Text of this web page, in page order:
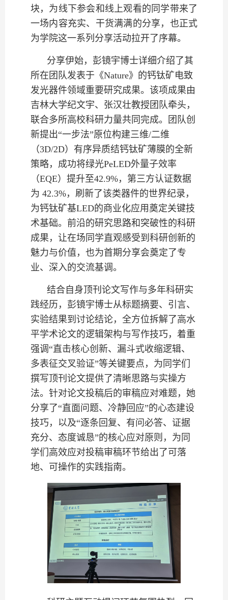
块，为线下参会和线上观看的同学带来了
一场内容充实、干货满满的分享，也正式
为学院这一系列分享活动拉开了序幕。
分享伊始，彭镜宇博士详细介绍了其
所在团队发表于《Nature》的钙钛矿电致
发光器件领域重要研究成果。该项成果由
吉林大学纪文宇、张汉壮教授团队牵头，
联合多所高校科研力量共同完成。团队创
新提出“一步法”原位构建三维/二维
（3D/2D）有序异质结钙钛矿薄膜的全新
策略，成功将绿光PeLED外量子效率
（EQE）提升至42.9%，第三方认证数据
为 42.3%，刷新了该类器件的世界纪录，
为钙钛矿基LED的商业化应用奠定关键技
术基础。前沿的研究思路和突破性的科研
成果，让在场同学直观感受到科研创新的
魅力与价值，也为首期分享会奠定了专
业、深入的交流基调。
结合自身顶刊论文写作与多年科研实
践经历，彭镜宇博士从标题摘要、引言、
实验结果到讨论结论，全方位拆解了高水
平学术论文的逻辑架构与写作技巧，着重
强调“直击核心创新、漏斗式收缩逻辑、
多表征交叉验证”等关键要点，为同学们
撰写顶刊论文提供了清晰思路与实操方
法。针对论文投稿后的审稿应对难题，她
分享了“直面问题、冷静回应”的心态建设
技巧，以及“逐条回复、有问必答、证据
充分、态度诚恳”的核心应对原则，为同
学们高效应对投稿审稿环节给出了可落
地、可操作的实践指南。